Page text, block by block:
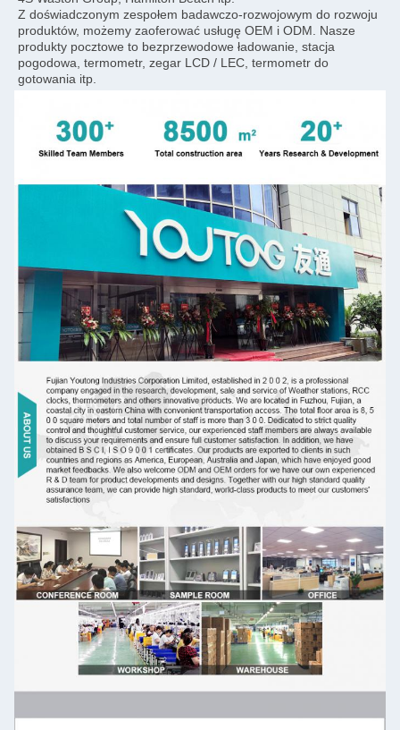
Z doświadczonym zespołem badawczo-rozwojowym do rozwoju
produktów, możemy zaoferować usługę OEM i ODM. Nasze
produkty pocztowe to bezprzewodowe ładowanie, stacja
pogodowa, termometr, zegar LCD / LEC, termometr do
gotowania itp.